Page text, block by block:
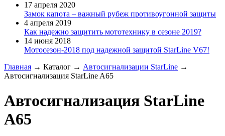
17 апреля 2020
Замок капота – важный рубеж противоугонной защиты
4 апреля 2019
Как надежно защитить мототехнику в сезоне 2019?
14 июня 2018
Мотосезон-2018 под надежной защитой StarLine V67!
Главная → Каталог → Автосигнализации StarLine →
Автосигнализация StarLine A65
Автосигнализация StarLine
A65